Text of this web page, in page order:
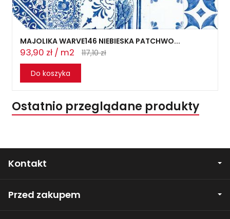
MAJOLIKA WARVE146 NIEBIESKA PATCHWO...
93,90 zł / m2
117,10 zł
Do koszyka
Ostatnio przeglądane produkty
Kontakt
Przed zakupem